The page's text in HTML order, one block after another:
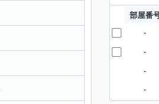
部屋番
-
-
-
-